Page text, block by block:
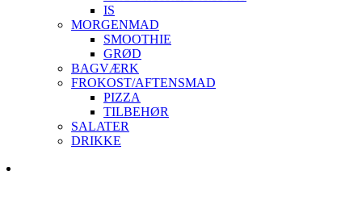
IS
MORGENMAD
SMOOTHIE
GRØD
BAGVÆRK
FROKOST/AFTENSMAD
PIZZA
TILBEHØR
SALATER
DRIKKE
Skip